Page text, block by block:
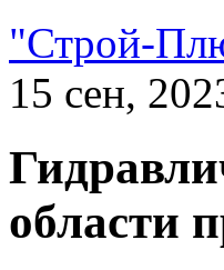
"Строй-
15 сен,
области